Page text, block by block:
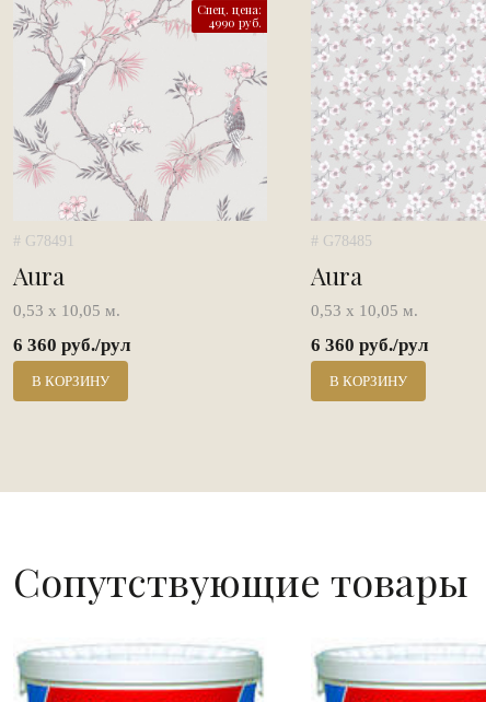
Спец. цена:
4990 руб.
# G78491
Aura
0,53 х 10,05 м.
6 360 руб./рул
В КОРЗИНУ
# G78485
Aura
0,53 х 10,05 м.
6 360 руб./рул
В КОРЗИНУ
Сопутствующие товары